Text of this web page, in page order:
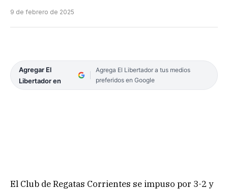
9 de febrero de 2025
Agregar El
Libertador en
Agrega El Libertador a tus medios
preferidos en Google
El Club de Regatas Corrientes se impuso por 3-2 y